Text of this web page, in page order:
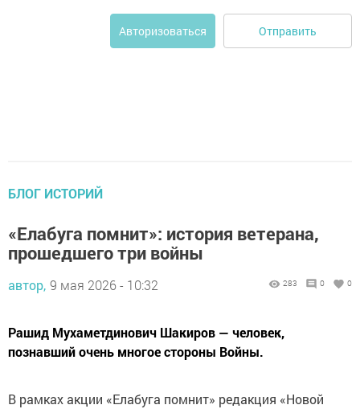
Авторизоваться Отправить
БЛОГ ИСТОРИЙ
«Елабуга помнит»: история ветерана,
прошедшего три войны
автор, 9 мая 2026 - 10:32 283 0 0
Рашид Мухаметдинович Шакиров — человек,
познавший очень многое стороны Войны.
В рамках акции «Елабуга помнит» редакция «Новой